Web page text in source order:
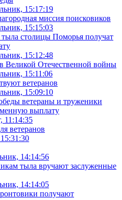
15:17:19
миссия поисковиков
15:15:03
столицы Поморья получат
15:12:48
Великой Отечественной войны
15:11:06
ветеранов
15:09:10
ветераны и труженики
выплату
11:14:35
ветеранов
14:14:56
тыла вручают заслуженные
14:14:05
получают